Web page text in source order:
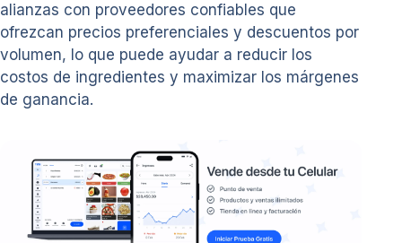
alianzas con proveedores confiables que
ofrezcan precios preferenciales y descuentos por
volumen, lo que puede ayudar a reducir los
costos de ingredientes y maximizar los márgenes
de ganancia.